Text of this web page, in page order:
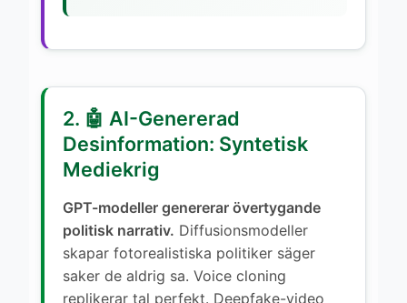
2. 🤖 AI-Genererad
Desinformation: Syntetisk
Mediekrig
GPT-modeller genererar övertygande
politisk narrativ. Diffusionsmodeller
skapar fotorealistiska politiker säger
saker de aldrig sa. Voice cloning
replikerar tal perfekt. Deepfake-video